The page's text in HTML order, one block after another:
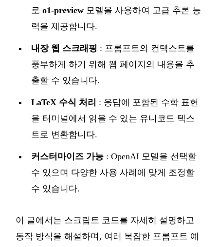
로 o1-preview 모델을 사용하여 고급 추론 능
력을 제공합니다.
내장 웹 스크래핑 : 프롬프트의 컨텍스트를
풍부하게 하기 위해 웹 페이지의 내용을 추
출할 수 있습니다.
LaTeX 수식 처리 : 응답에 포함된 수학 표현
을 터미널에서 읽을 수 있는 유니코드 텍스
트로 변환합니다.
커스터마이즈 가능 : OpenAI 모델을 선택할
수 있으며 다양한 사용 사례에 맞게 조정할
수 있습니다.
이 글에서는 스크립트 코드를 자세히 설명하고
동작 방식을 해설하며, 여러 복잡한 프롬프트 예